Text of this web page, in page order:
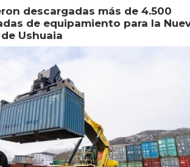
descargadas más de 4.500
de equipamiento para la
Ushuaia